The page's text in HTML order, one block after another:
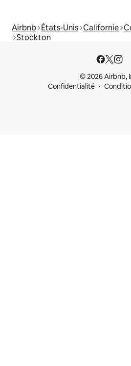
Airbnb États-Unis Californie
Stockton
© 2026 Airbnb,
Confidentialité